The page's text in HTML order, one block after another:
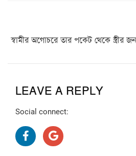
স্বামীর অগোচরে তার পকেট থেকে স্ত্রীর
LEAVE A REPLY
Social connect: